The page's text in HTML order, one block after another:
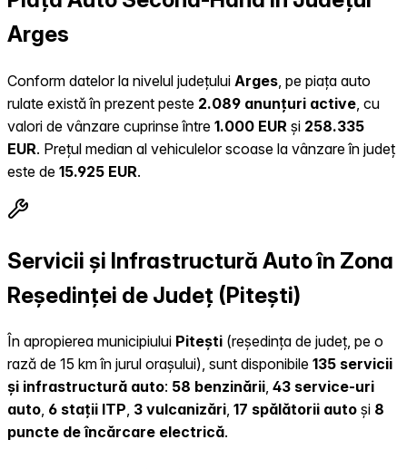
Arges
Conform datelor la nivelul județului Arges , pe piața auto
rulate există în prezent peste 2.089 anunțuri active , cu
valori de vânzare cuprinse între 1.000 EUR și 258.335
EUR. Prețul median al vehiculelor scoase la vânzare în județ
este de 15.925 EUR.
Servicii și Infrastructură Auto în Zona
Reședinței de Județ (Pitești)
În apropierea municipiului Pitești (reședința de județ, pe o
rază de 15 km în jurul orașului), sunt disponibile 135 servicii
și infrastructură auto: 58 benzinării, 43 service-uri
auto, 6 stații ITP, 3 vulcanizări, 17 spălătorii auto și 8
puncte de încărcare electrică.